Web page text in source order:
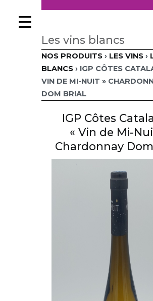
contenu
Les vins blancs
NOS PRODUITS › LES VINS ›
BLANCS › IGP CÔTES
VIN DE MI-NUIT »
DOM BRIAL
IGP Côtes
« Vin de Mi-
Chardonnay